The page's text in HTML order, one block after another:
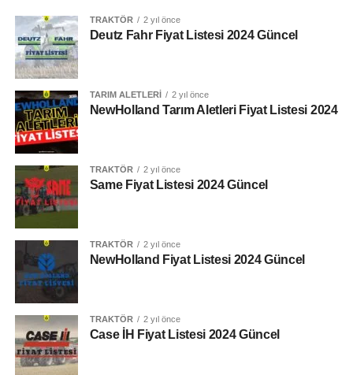
Tork
341 Nm
Vites Seçeneği
12 + 12
Silindir Hacmi
3 / 2,9 L
Kaldırma Kapasitesi
2700 Kg
Yakıt Deposu
Tork Rezervi
TRAKTÖR 2 yıl önce
Deutz Fahr Fiyat Listesi 2024 Güncel
TARIM ALETLERI 2 yıl önce
NewHolland Tarım Aletleri Fiyat Listesi 2024
TRAKTÖR 2 yıl önce
Same Fiyat Listesi 2024 Güncel
TRAKTÖR 2 yıl önce
NewHolland Fiyat Listesi 2024 Güncel
TRAKTÖR 2 yıl önce
Case İH Fiyat Listesi 2024 Güncel